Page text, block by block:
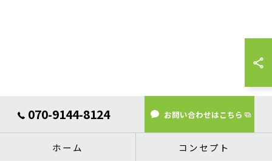
070-9144-8124 お問い合わせはこちら
ホーム コンセプト